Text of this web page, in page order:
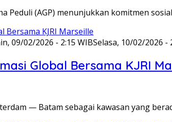
Peduli (AGP) menunjukkan komitmen
09/02/2026 - 2:15 WIBSelasa, 10/02/2026 -
Global Bersama KJRI
— Batam sebagai kawasan yang